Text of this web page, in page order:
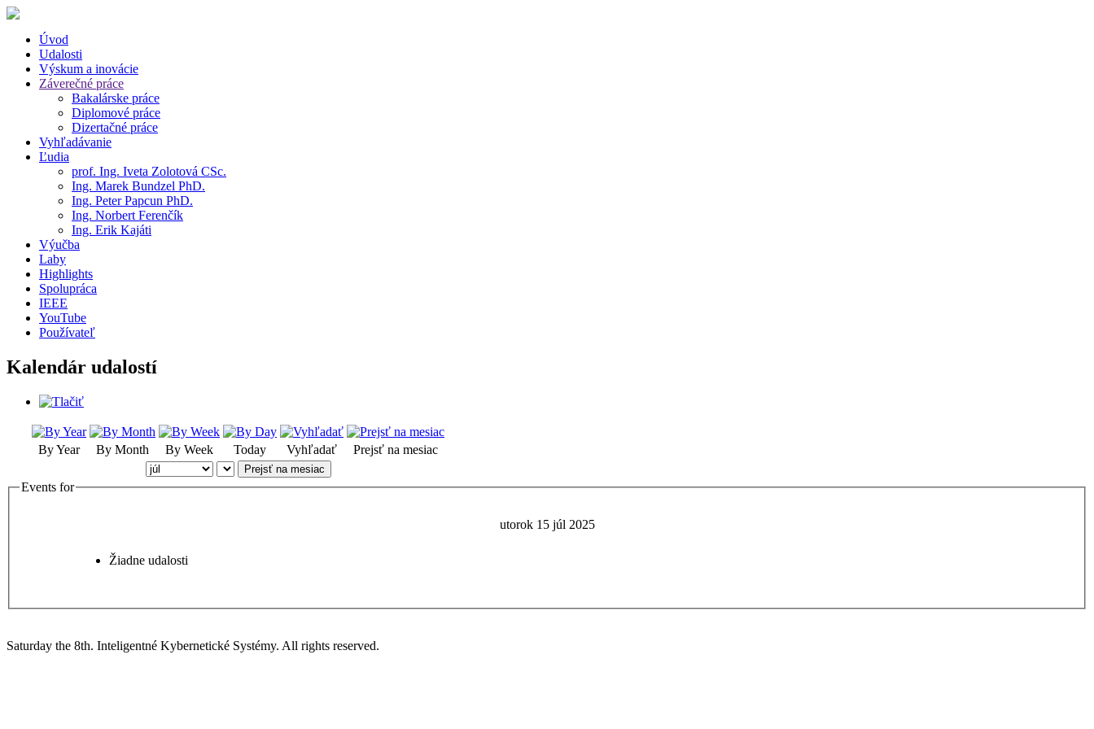
Úvod
Udalosti
Výskum a inovácie
Záverečné práce
Bakalárske práce
Diplomové práce
Dizertačné práce
Vyhľadávanie
Ľudia
prof. Ing. Iveta Zolotová CSc.
Ing. Marek Bundzel PhD.
Ing. Peter Papcun PhD.
Ing. Norbert Ferenčík
Ing. Erik Kajáti
Výučba
Laby
Highlights
Spolupráca
IEEE
YouTube
Používateľ
Kalendár udalostí
By Year By Month By Week Today Vyhľadať Prejsť na mesiac
Prejsť na mesiac
Events for
utorok 15 júl 2025
Žiadne udalosti
Saturday the 8th. Inteligentné Kybernetické Systémy. All rights reserved.